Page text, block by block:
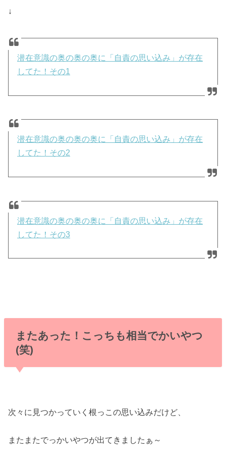
↓
潜在意識の奥の奥の奥に「自責の思い込み」が存在
してた！その1
潜在意識の奥の奥の奥に「自責の思い込み」が存在
してた！その2
潜在意識の奥の奥の奥に「自責の思い込み」が存在
してた！その3
またあった！こっちも相当でかいやつ
(笑)
次々に見つかっていく根っこの思い込みだけど、
またまたでっかいやつが出てきましたぁ～